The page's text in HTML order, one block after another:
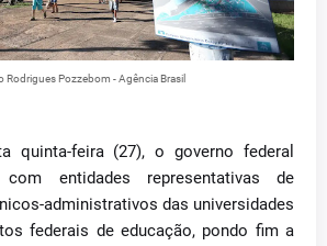
Rodrigues Pozzebom - Agência Brasil
quinta-feira (27), o governo federal
entidades representativas de
administrativos das universidades
federais de educação, pondo fim a